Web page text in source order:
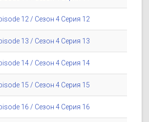
12 / Сезон 4 Серия 12
13 / Сезон 4 Серия 13
14 / Сезон 4 Серия 14
15 / Сезон 4 Серия 15
16 / Сезон 4 Серия 16